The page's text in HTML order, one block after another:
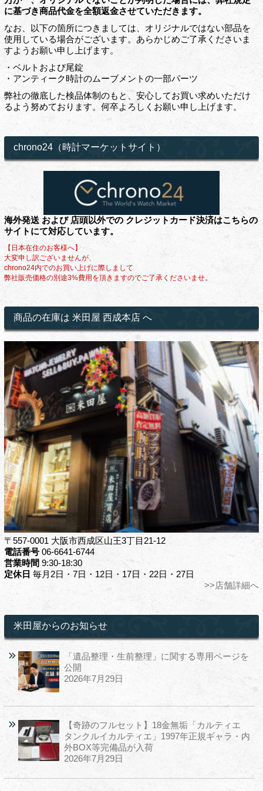
に基づき商品代金を全額返金させていただきます。
なお、以下の箇所につきましては、オリジナルではない部品を
使用している場合がございます。あらかじめご了承くださいま
すようお願い申し上げます。
・ベルトおよび尾錠
・アンティーク時計のムーブメントの一部パーツ
弊社の徹底した検品体制のもと、安心してお買い求めいただけ
るよう努めております。何卒よろしくお願い申し上げます。
chrono24（時計マーケットサイト）
海外発送 および 店頭以外での クレジットカード決済はこちらの
サイトにて対応しています。
【日本在住のお客様へ】
大変申し訳ございませんが、
chrono24内でのお買い上げに際しまして
弊社販売価格の別途3%費用を頂きますのでご了承くださいませ。
商品の在庫は 米田屋 西成本店 へ
〒557-0001 大阪市西成区山王3丁目21-12
電話番号06-6641-6744
営業時間 9:30-18:30
定休日 毎月2日・7日・12日・17日・22日・27日
>>店舗詳細へ
米田屋からのお知らせ
「遺品整理・生前整理」に関する専用ページを
公開
2026年7月29日
【奇跡のフルセット】18金無垢「カルティエ
タンクルイカルティエ」1997年正規ギャラ・内
外BOX等完備品が入荷
2026年7月29日